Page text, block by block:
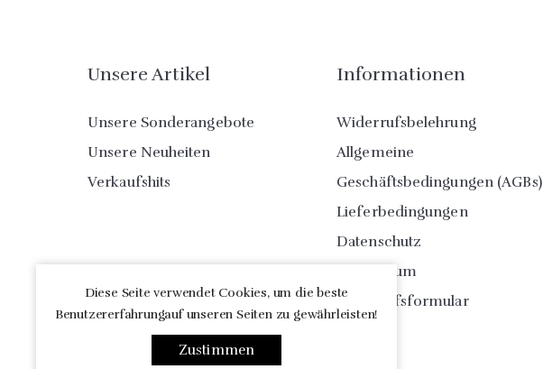
Unsere Artikel
Unsere Sonderangebote
Unsere Neuheiten
Verkaufshits
Informationen
Widerrufsbelehrung
Allgemeine
Geschäftsbedingungen (AGBs)
Lieferbedingungen
Datenschutz
Impressum
Widerrufsformular
Diese Seite verwendet Cookies, um die beste
Benutzererfahrungauf unseren Seiten zu gewährleisten!
Zustimmen